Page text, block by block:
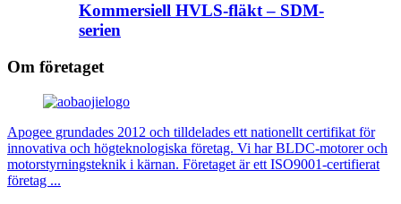
Kommersiell HVLS-fläkt – SDM-
serien
Om företaget
Apogee grundades 2012 och tilldelades ett nationellt certifikat för
innovativa och högteknologiska företag. Vi har BLDC-motorer och
motorstyrningsteknik i kärnan. Företaget är ett ISO9001-certifierat
företag ...